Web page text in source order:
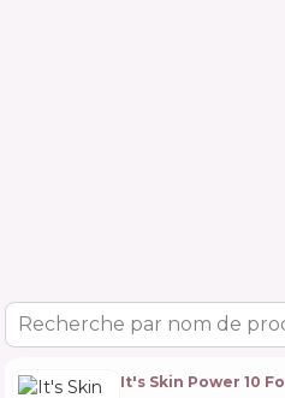
Recherche par nom de
It's Skin Power 10